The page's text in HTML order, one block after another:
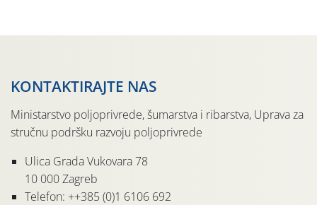
KONTAKTIRAJTE NAS
Ministarstvo poljoprivrede, šumarstva i ribarstva, Uprava za
stručnu podršku razvoju poljoprivrede
Ulica Grada Vukovara 78
10 000 Zagreb
Telefon: ++385 (0)1 6106 692